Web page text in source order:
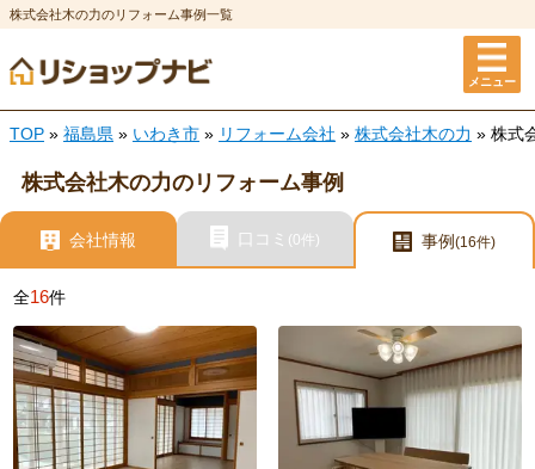
株式会社木の力のリフォーム事例一覧
メニュー
TOP » 福島県 » いわき市 » リフォーム会社 » 株式会社木の力 » 株式
株式会社木の力のリフォーム事例
会社情報 口コミ (0件) 事例 (16件)
全16件